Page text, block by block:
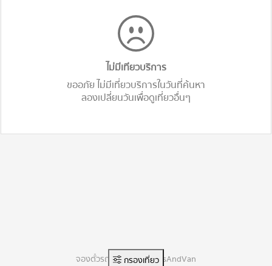
ไม่มีเทียวบริการ
ขออภัย ไม่มีเที่ยวบริการในวันที่ค้นหา
ลองเปลี่ยนวันเพื่อดูเที่ยวอื่นๆ
กรองเที่ยว
จองตั๋วรถทัวร์ออนไลน์ BusAndVan